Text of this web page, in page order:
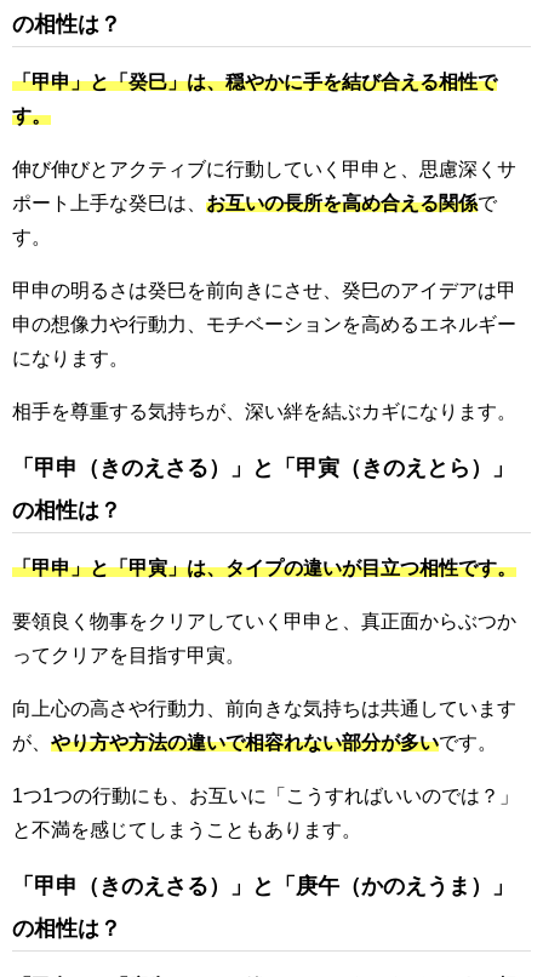
の相性は？
「甲申」と「癸巳」は、穏やかに手を結び合える相性で
す。
伸び伸びとアクティブに行動していく甲申と、思慮深くサ
ポート上手な癸巳は、 お互いの長所を高め合える関係で
す。
甲申の明るさは癸巳を前向きにさせ、癸巳のアイデアは甲
申の想像力や行動力、モチベーションを高めるエネルギー
になります。
相手を尊重する気持ちが、深い絆を結ぶカギになります。
「甲申（きのえさる）」と「甲寅（きのえとら）」
の相性は？
「甲申」と「甲寅」は、タイプの違いが目立つ相性です。
要領良く物事をクリアしていく甲申と、真正面からぶつか
ってクリアを目指す甲寅。
向上心の高さや行動力、前向きな気持ちは共通しています
が、 やり方や方法の違いで相容れない部分が多いです。
1つ1つの行動にも、お互いに「こうすればいいのでは？」
と不満を感じてしまうこともあります。
「甲申（きのえさる）」と「庚午（かのえうま）」
の相性は？